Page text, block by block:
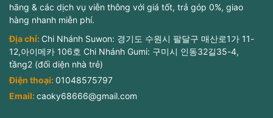
hãng & các dịch vụ viễn thông với giá tốt, trả góp 0%, giao
hàng nhanh miễn phí.
Địa chỉ: Chi Nhánh Suwon: 경기도 수원시 팔달구 매산로1가 11-
12,아이메카 106호 Chi Nhánh Gumi: 구미시 인동32길35-4,
tầng2 (đối diện nhà trẻ)
Điện thoại:01048575797
Email:caoky68666@gmail.com